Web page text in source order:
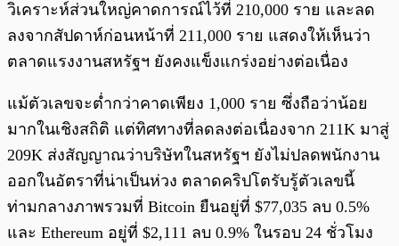
วิเคราะห์ส่วนใหญ่คาดการณ์ไว้ที่ 210,000 ราย และลด
ลงจากสัปดาห์ก่อนหน้าที่ 211,000 ราย แสดงให้เห็นว่า
ตลาดแรงงานสหรัฐฯ ยังคงแข็งแกร่งอย่างต่อเนื่อง
แม้ตัวเลขจะต่ำกว่าคาดเพียง 1,000 ราย ซึ่งถือว่าน้อย
มากในเชิงสถิติ แต่ทิศทางที่ลดลงต่อเนื่องจาก 211K มาสู่
209K ส่งสัญญาณว่าบริษัทในสหรัฐฯ ยังไม่ปลดพนักงาน
ออกในอัตราที่น่าเป็นห่วง ตลาดคริปโตรับรู้ตัวเลขนี้
ท่ามกลางภาพรวมที่ Bitcoin ยืนอยู่ที่ $77,035 ลบ 0.5%
และ Ethereum อยู่ที่ $2,111 ลบ 0.9% ในรอบ 24 ชั่วโมง